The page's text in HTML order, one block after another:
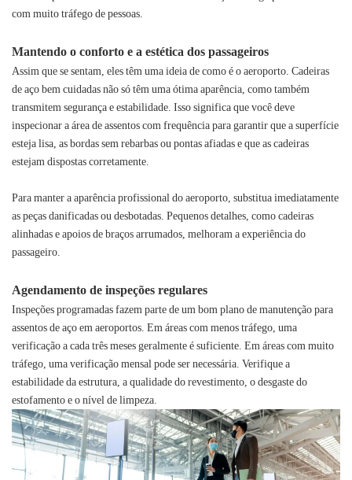
com muito tráfego de pessoas.
Mantendo o conforto e a estética dos passageiros
Assim que se sentam, eles têm uma ideia de como é o aeroporto. Cadeiras
de aço bem cuidadas não só têm uma ótima aparência, como também
transmitem segurança e estabilidade. Isso significa que você deve
inspecionar a área de assentos com frequência para garantir que a superfície
esteja lisa, as bordas sem rebarbas ou pontas afiadas e que as cadeiras
estejam dispostas corretamente.
Para manter a aparência profissional do aeroporto, substitua imediatamente
as peças danificadas ou desbotadas. Pequenos detalhes, como cadeiras
alinhadas e apoios de braços arrumados, melhoram a experiência do
passageiro.
Agendamento de inspeções regulares
Inspeções programadas fazem parte de um bom plano de manutenção para
assentos de aço em aeroportos. Em áreas com menos tráfego, uma
verificação a cada três meses geralmente é suficiente. Em áreas com muito
tráfego, uma verificação mensal pode ser necessária. Verifique a
estabilidade da estrutura, a qualidade do revestimento, o desgaste do
estofamento e o nível de limpeza.